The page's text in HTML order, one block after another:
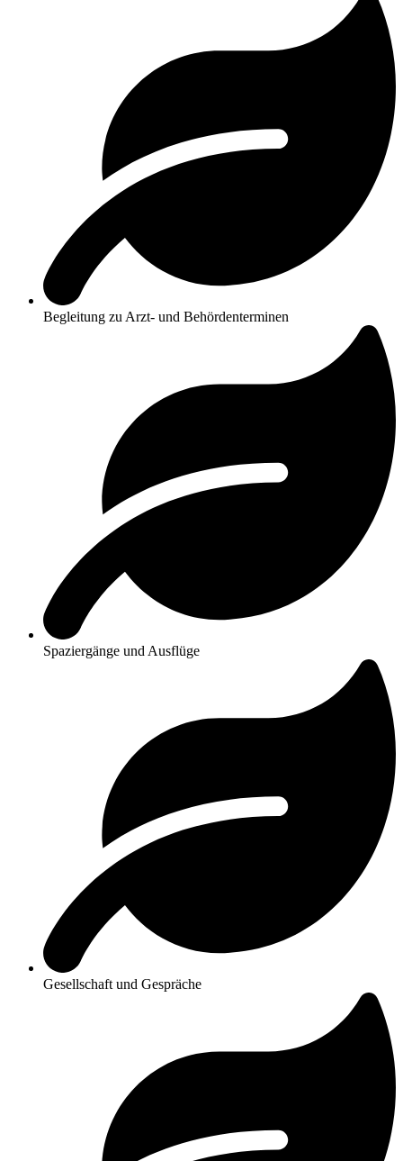
Begleitung zu Arzt- und Behördenterminen
Spaziergänge und Ausflüge
Gesellschaft und Gespräche